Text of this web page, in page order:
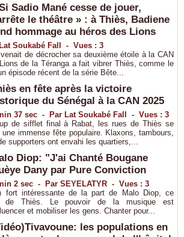
Sadio Mané cesse de jouer,
le théâtre » : à Thiès, Badiene
hommage au héros des Lions
Soukabé Fall - Vues : 3
de décrocher sa deuxième étoile à la CAN
de la Téranga a fait vibrer Thiès, comme le
épisode récent de la série Bête...
en fête après la victoire
du Sénégal à la CAN 2025
37 sec- Par Lat Soukabé Fall - Vues : 3
de sifflet final à Rabat, les rues de Thiès se
immense fête populaire. Klaxons, tambours,
supporters ont envahi les quartiers,...
Diop: "J'ai Chanté Bougane
Dany par Pure Conviction
2 sec- Par SEYELATYR- Vues : 3
fort intéressante de la part de Malo Diop, ce
de Thiès. Le pouvoir de la musique est
et mobiliser les gens. Chanter pour...
les populations en